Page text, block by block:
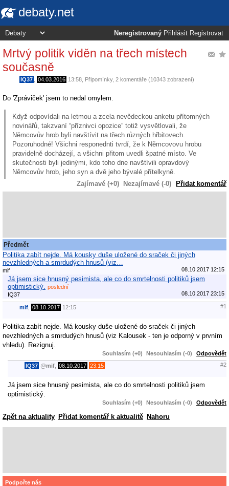
debaty.net
Neregistrovaný Přihlásit Registrovat
Mrtvý politik viděn na třech místech
současně
IQ37 04.03.2016 13:58 Připomínky, 2 komentáře (10343 zobrazení)
Do 'Zpráviček' jsem to nedal omylem.
Když odpovídali na letmou a zcela nevědeckou anketu přítomných
novinářů, takzvaní “příznivci opozice” totiž vysvětlovali, že
Němcovův hrob byli navštívit na třech různých hřbitovech.
Pozoruhodné! Všichni responednti tvrdí, že k Němcovovu hrobu
pravidelně docházejí, a všichni přitom uvedli špatné místo. Ve
skutečnosti byli jedinými, kdo toho dne navštívili opravdový
Němcovův hrob, jeho syn a dvě jeho bývalé přítelkyně.
Zajímavé (+0)
Nezajímavé (-0) Přidat komentář
Předmět
Politika zabít nejde. Má kousky duše uložené do sraček či jiných
nevzhledných a smrdudých hnusů (viz…
mif 08.10.2017 12:15
Já jsem sice hnusný pesimista, ale co do smrtelnosti politiků jsem
optimistický.
poslední
IQ37
08.10.2017 23:15
mif 08.10.2017 12:15 #1
Politika zabít nejde. Má kousky duše uložené do sraček či jiných
nevzhledných a smrdudých hnusů (viz Kalousek - ten je odporný v prvním
vhledu). Rezignuj.
Souhlasím (+0) Nesouhlasím (-0) Odpovědět
IQ37 @mif 08.10.2017 23:15 #2
Já jsem sice hnusný pesimista, ale co do smrtelnosti politiků jsem
optimistický.
Souhlasím (+0) Nesouhlasím (-0) Odpovědět
Zpět na aktuality Přidat komentář k aktualitě Nahoru
Podpořte nás